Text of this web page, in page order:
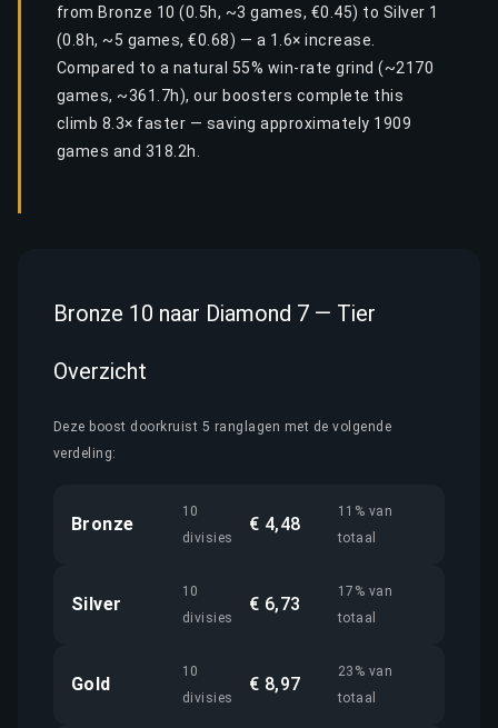
from Bronze 10 (0.5h, ~3 games, €0.45) to Silver 1
(0.8h, ~5 games, €0.68) — a 1.6× increase.
Compared to a natural 55% win-rate grind (~2170
games, ~361.7h), our boosters complete this
climb 8.3× faster — saving approximately 1909
games and 318.2h.
Bronze 10 naar Diamond 7 — Tier
Overzicht
Deze boost doorkruist 5 ranglagen met de volgende
verdeling:
Bronze
10
divisies
€ 4,48
11% van
totaal
Silver
10
divisies
€ 6,73
17% van
totaal
Gold
10
divisies
€ 8,97
23% van
totaal